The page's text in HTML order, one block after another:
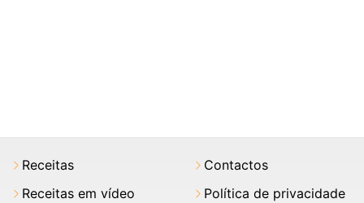
Receitas
Receitas em vídeo
Contactos
Política de privacidade